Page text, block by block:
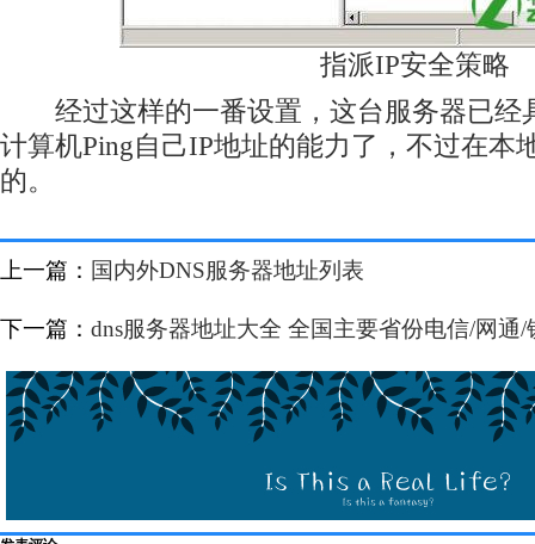
指派IP安全策略
经过这样的一番设置，这台服务器已经
计算机Ping自己IP地址的能力了，不过在本
的。
上一篇： 国内外DNS服务器地址列表
下一篇： dns服务器地址大全 全国主要省份电信/网通/